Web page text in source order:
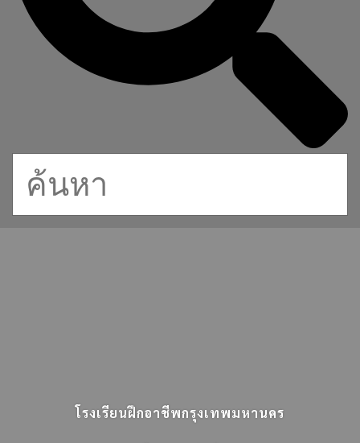
โรงเรียนฝึกอาชีพกรุงเทพมหานคร